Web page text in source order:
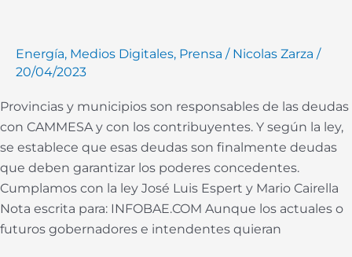
Energía, Medios Digitales, Prensa / Nicolas Zarza /
20/04/2023
Provincias y municipios son responsables de las deudas
con CAMMESA y con los contribuyentes. Y según la ley,
se establece que esas deudas son finalmente deudas
que deben garantizar los poderes concedentes.
Cumplamos con la ley José Luis Espert y Mario Cairella
Nota escrita para: INFOBAE.COM Aunque los actuales o
futuros gobernadores e intendentes quieran